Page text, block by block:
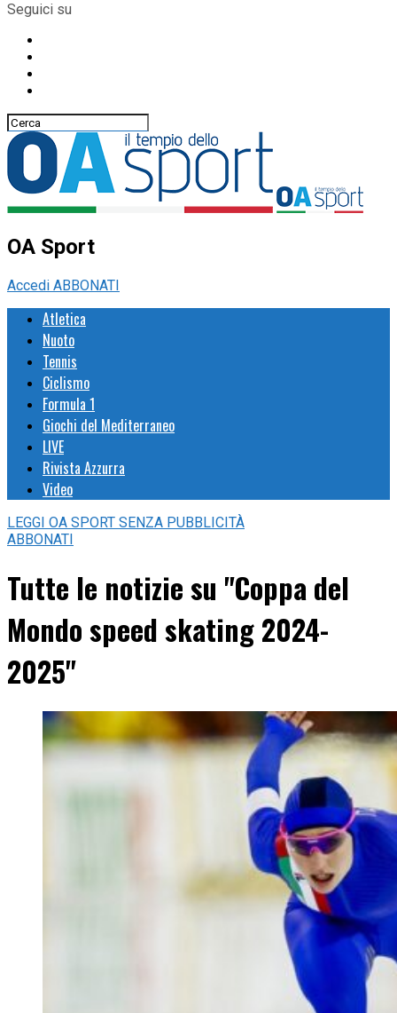
Seguici su
OA Sport
Accedi ABBONATI
Atletica
Nuoto
Tennis
Ciclismo
Formula 1
Giochi del Mediterraneo
LIVE
Rivista Azzurra
Video
LEGGI OA SPORT SENZA PUBBLICITÀ
ABBONATI
Tutte le notizie su "Coppa del
Mondo speed skating 2024-
2025"